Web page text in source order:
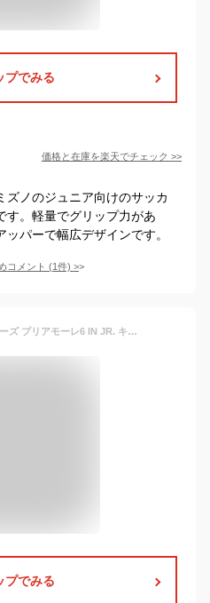
プでみる
価格と在庫を楽天でチェック >>
ズノのジュニア向けのサッカ
す。軽量でグリップ力があ
パーで幅広デザインです。
コメント (1件) >
[ヒュンメル] サッカーシューズ プリアモーレ6 IN JR. キッズ サックス×イエロー (7532) 22.5 cm
プでみる